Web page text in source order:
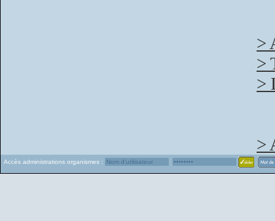
>
>
>
>
Accès administrations organismes :